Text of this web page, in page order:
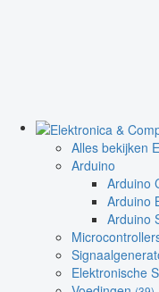
Alles bekijken
Arduino
Arduino
Arduino
Arduino
Elektronische